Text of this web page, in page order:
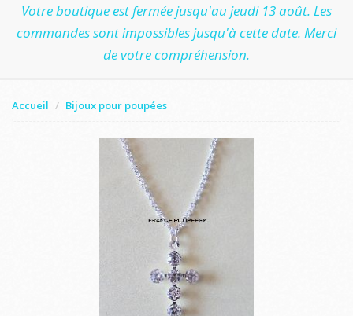
Votre boutique est fermée jusqu'au jeudi 13 août. Les
commandes sont impossibles jusqu'à cette date. Merci
de votre compréhension.
Accueil Bijoux pour poupées